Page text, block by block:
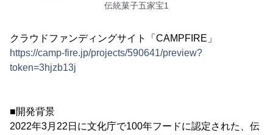
伝統菓子五家宝1
クラウドファンディングサイト「CAMPFIRE」
https://camp-fire.jp/projects/590641/preview?
token=3hjzb13j
■開発背景
2022年3月22日に文化庁で100年フードに認定された、伝